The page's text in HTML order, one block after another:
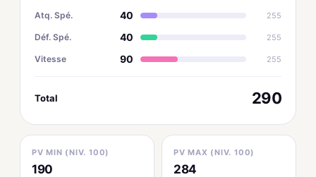
Atq. Spé. 40 255
Déf. Spé. 40 255
Vitesse 90 255
Total 290
PV MIN (NIV. 100)
190
PV MAX (NIV. 100)
284